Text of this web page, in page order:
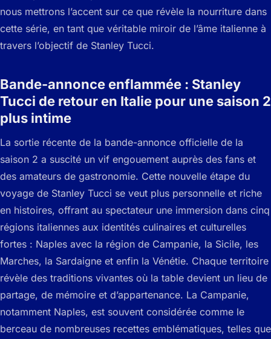
nous mettrons l’accent sur ce que révèle la nourriture dans
cette série, en tant que véritable miroir de l’âme italienne à
travers l’objectif de Stanley Tucci.
Bande-annonce enflammée : Stanley
Tucci de retour en Italie pour une saison 2
plus intime
La sortie récente de la bande-annonce officielle de la
saison 2 a suscité un vif engouement auprès des fans et
des amateurs de gastronomie. Cette nouvelle étape du
voyage de Stanley Tucci se veut plus personnelle et riche
en histoires, offrant au spectateur une immersion dans cinq
régions italiennes aux identités culinaires et culturelles
fortes : Naples avec la région de Campanie, la Sicile, les
Marches, la Sardaigne et enfin la Vénétie. Chaque territoire
révèle des traditions vivantes où la table devient un lieu de
partage, de mémoire et d’appartenance. La Campanie,
notamment Naples, est souvent considérée comme le
berceau de nombreuses recettes emblématiques, telles que